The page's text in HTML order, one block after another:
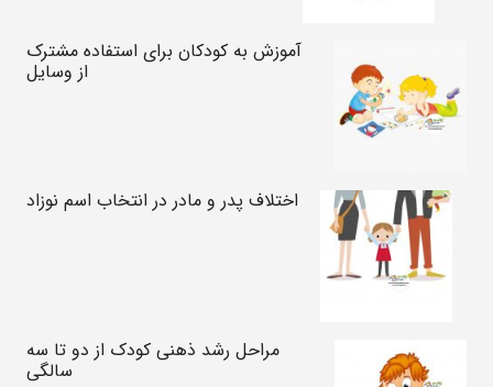
آموزش به کودکان برای استفاده مشترک
از وسایل
اختلاف پدر و مادر در انتخاب اسم نوزاد
مراحل رشد ذهنی کودک از دو تا سه
سالگی